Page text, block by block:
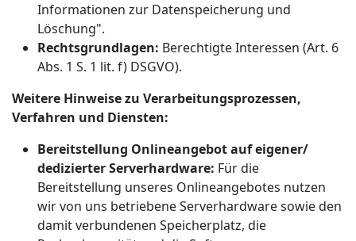
Informationen zur Datenspeicherung und
Löschung".
Rechtsgrundlagen: Berechtigte Interessen (Art. 6
Abs. 1 S. 1 lit. f) DSGVO).
Weitere Hinweise zu Verarbeitungsprozessen,
Verfahren und Diensten:
Bereitstellung Onlineangebot auf eigener/
dedizierter Serverhardware: Für die
Bereitstellung unseres Onlineangebotes nutzen
wir von uns betriebene Serverhardware sowie den
damit verbundenen Speicherplatz, die